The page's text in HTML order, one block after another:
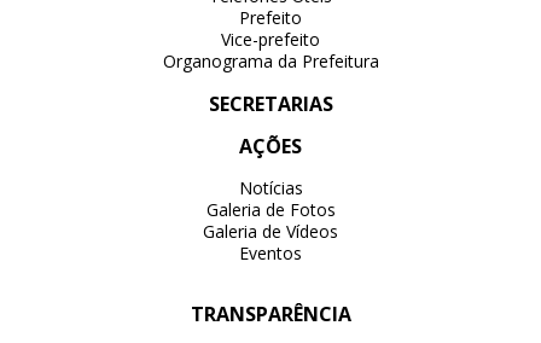
Prefeito
Vice-prefeito
Organograma da Prefeitura
SECRETARIAS
AÇÕES
Notícias
Galeria de Fotos
Galeria de Vídeos
Eventos
TRANSPARÊNCIA